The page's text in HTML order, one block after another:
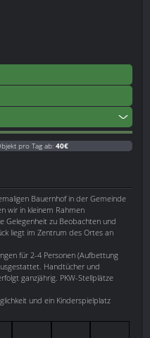
pro Tag ab: 40€
Bauernhof in der Gemeinde
wir in kleinem Rahmen
Gelegenheit zu Beobachten und
liegt im Zentrum des Ortes an
für 2-4 Personen (Aufbettung
Handtücher und
ganzjährig. PKW-Stellplätze
und ein Kinderspielplatz